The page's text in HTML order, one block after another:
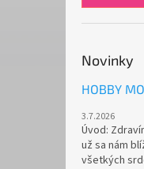
Novinky
HOBBY
3.7.2026
Úvod:
už sa nám
všetkých